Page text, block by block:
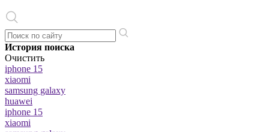
История поиска
Очистить
iphone 15
xiaomi
samsung galaxy
huawei
iphone 15
xiaomi